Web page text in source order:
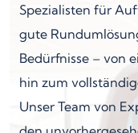
Spezialisten für
gute
Bedürfnisse – von
hin zum
Unser Team von